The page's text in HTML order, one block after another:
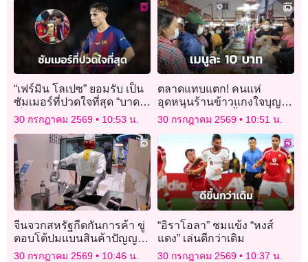
“เฟร์มิน โลเปซ” ยอมรับ เป็น
ซัมเมอร์ที่ปวดใจที่สุด “บาด
เจ็บ-อดไปบอลโลก” จนไม่
กล้าดูสเปนแข่ง
30 กรกฎาคม 2569 10:53 น.
ตลาดแทบแตก! คนแห่
อุดหนุนร้านข้าวแกงใจบุญ
เมนูละ 10 บาท ซื้อได้แบบไม่
30 กรกฎาคม 2569 10:51 น.
จีนจวกสหรัฐกีดกันการค้า ขู่
ตอบโต้ปมแบนสินค้าปัญญา
ประดิษฐ์
30 กรกฎาคม 2569 10:46 น.
“อิราโอลา” ชมแข้ง “หงส์
แดง” เล่นดีกว่าเดิม
30 กรกฎาคม 2569 10:37 น.